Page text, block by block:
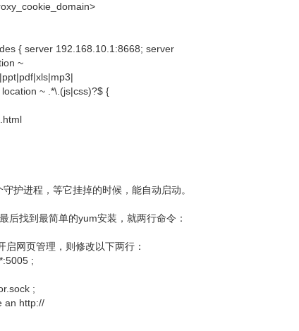
{ server 192.168.10.1:8668; server
~
~ .*\.(js|css)?$ {
护进程，等它挂掉的时候，能自动启动。
后找到最简单的yum安装，就两行命令：
网页管理，则修改以下两行：
;
;
an http://